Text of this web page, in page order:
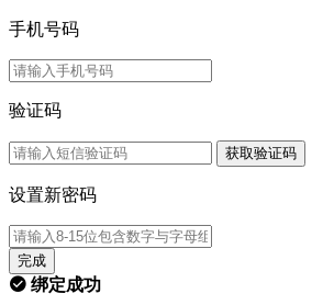
手机号码
验证码
获取验证码
设置新密码
完成
绑定成功